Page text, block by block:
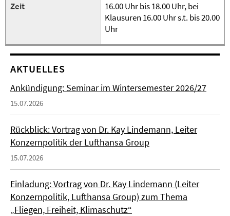
Zeit
16.00 Uhr bis 18.00 Uhr, bei
Klausuren 16.00 Uhr s.t. bis 20.00
Uhr
AKTUELLES
Ankündigung: Seminar im Wintersemester 2026/27
15.07.2026
Rückblick: Vortrag von Dr. Kay Lindemann, Leiter
Konzernpolitik der Lufthansa Group
15.07.2026
Einladung: Vortrag von Dr. Kay Lindemann (Leiter
Konzernpolitik, Lufthansa Group) zum Thema
„Fliegen, Freiheit, Klimaschutz“